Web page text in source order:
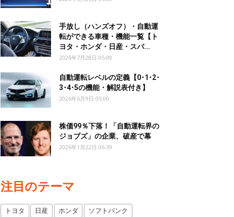
手放し（ハンズオフ）・自動運
転ができる車種・機能一覧【ト
ヨタ・ホンダ・日産・スバ...
2026年7月28日 05:00
自動運転レベルの定義【0･1･2･
3･4･5の機能・解説表付き】
2026年6月9日 05:00
株価99％下落！「自動運転界の
ジョブズ」の企業、破産で幕
2026年1月22日 06:39
注目のテーマ
トヨタ 日産 ホンダ ソフトバンク